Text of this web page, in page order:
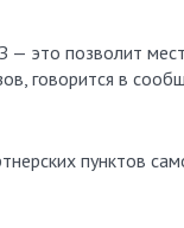
говорится в
пунктов